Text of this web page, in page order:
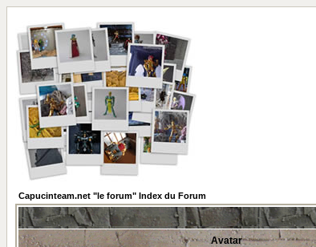
Capucinteam.net "le forum" Index du Forum
Avatar